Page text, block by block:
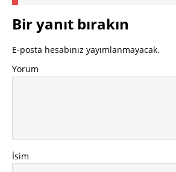
Bir yanıt bırakın
E-posta hesabınız yayımlanmayacak.
Yorum
İsim